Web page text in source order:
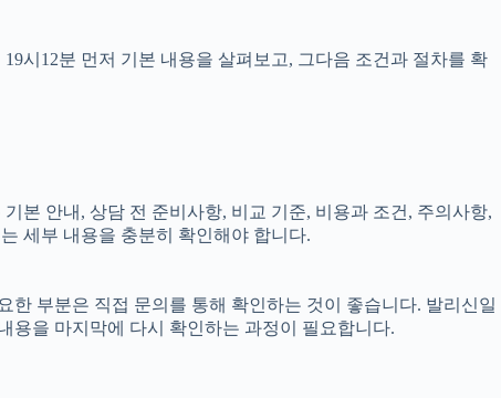
시12분 먼저 기본 내용을 살펴보고, 그다음 조건과 절차를 확
본 안내, 상담 전 준비사항, 비교 기준, 비용과 조건, 주의사항,
세부 내용을 충분히 확인해야 합니다.
한 부분은 직접 문의를 통해 확인하는 것이 좋습니다. 발리신일
용을 마지막에 다시 확인하는 과정이 필요합니다.